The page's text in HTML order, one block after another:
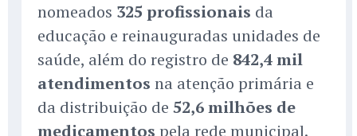
nomeados 325 profissionais da
educação e reinauguradas unidades de
saúde, além do registro de 842,4 mil
atendimentos na atenção primária e
da distribuição de 52,6 milhões de
medicamentos pela rede municipal.